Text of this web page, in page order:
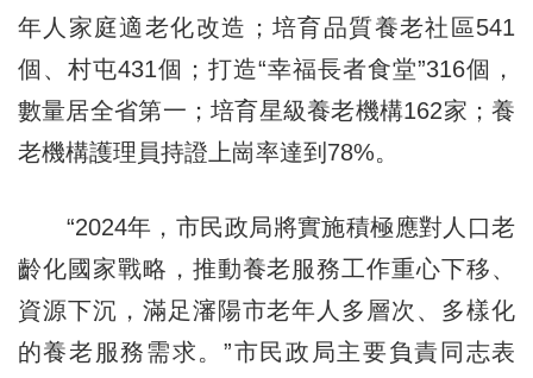
年人家庭適老化改造；培育品質養老社區541
個、村屯431個；打造“幸福長者食堂”316個，
數量居全省第一；培育星級養老機構162家；養
老機構護理員持證上崗率達到78%。
“2024年，市民政局將實施積極應對人口老
齡化國家戰略，推動養老服務工作重心下移、
資源下沉，滿足瀋陽市老年人多層次、多樣化
的養老服務需求。”市民政局主要負責同志表